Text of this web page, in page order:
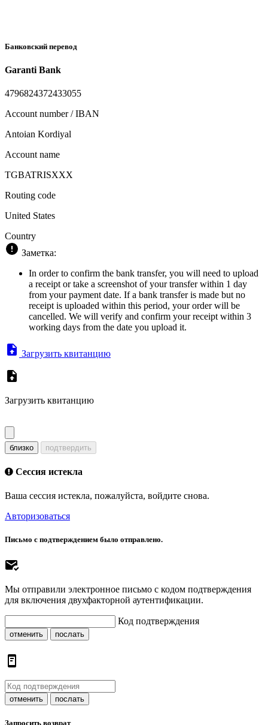
Банковский перевод
Garanti Bank
4796824372433055
Account number / IBAN
Antoian Kordiyal
Account name
TGBATRISXXX
Routing code
United States
Country
Заметка:
In order to confirm the bank transfer, you will need to upload
a receipt or take a screenshot of your transfer within 1 day
from your payment date. If a bank transfer is made but no
receipt is uploaded within this period, your order will be
cancelled. We will verify and confirm your receipt within 3
working days from the date you upload it.
Загрузить квитанцию
Загрузить квитанцию
близко подтвердить
Сессия истекла
Ваша сессия истекла, пожалуйста, войдите снова.
Авторизоваться
Письмо с подтверждением было отправлено.
Мы отправили электронное письмо с кодом подтверждения
для включения двухфакторной аутентификации.
Код подтверждения
отменить послать
отменить послать
Запросить возврат